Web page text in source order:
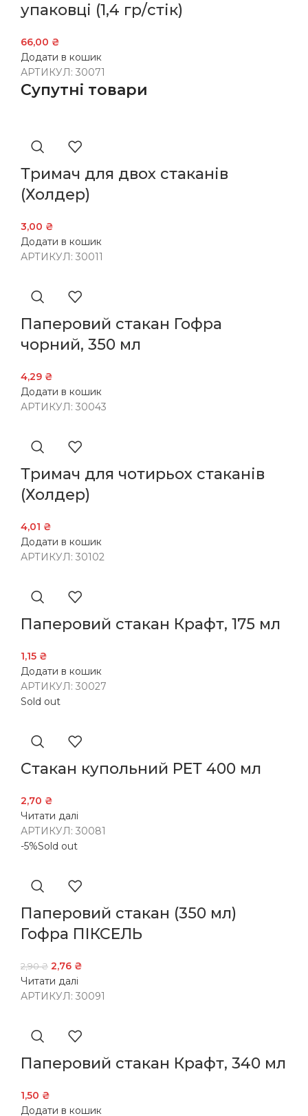
упаковці (1,4 гр/стік)
66,00 ₴
Додати в кошик
АРТИКУЛ: 30071
Супутні товари
Тримач для двох стаканів
(Холдер)
3,00 ₴
Додати в кошик
АРТИКУЛ: 30011
Паперовий стакан Гофра
чорний, 350 мл
4,29 ₴
Додати в кошик
АРТИКУЛ: 30043
Тримач для чотирьох стаканів
(Холдер)
4,01 ₴
Додати в кошик
АРТИКУЛ: 30102
Паперовий стакан Крафт, 175 мл
1,15 ₴
Додати в кошик
АРТИКУЛ: 30027
Sold out
Стакан купольний РЕТ 400 мл
2,70 ₴
Читати далі
АРТИКУЛ: 30081
-5%Sold out
Паперовий стакан (350 мл)
Гофра ПІКСЕЛЬ
2,90₴ 2,76 ₴
Читати далі
АРТИКУЛ: 30091
Паперовий стакан Крафт, 340 мл
1,50 ₴
Додати в кошик